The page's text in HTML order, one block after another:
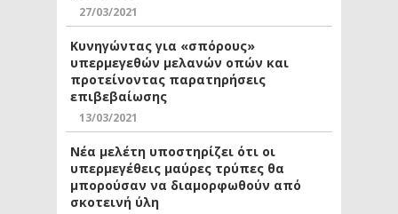
27/03/2021
Κυνηγώντας για «σπόρους»
υπερμεγεθών μελανών οπών και
προτείνοντας παρατηρήσεις
επιβεβαίωσης
13/03/2021
Νέα μελέτη υποστηρίζει ότι οι
υπερμεγέθεις μαύρες τρύπες θα
μπορούσαν να διαμορφωθούν από
σκοτεινή ύλη